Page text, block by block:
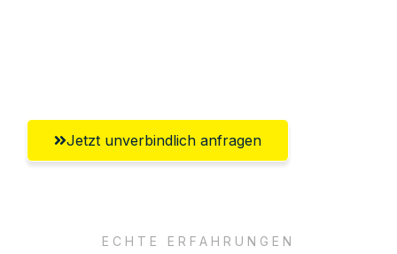
Jetzt unverbindlich anfragen
ECHTE ERFAHRUNGEN